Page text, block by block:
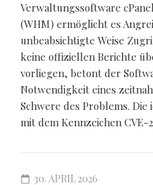
Verwaltungssoftware
(WHM) ermöglicht es
unbeabsichtigte Weise
keine offiziellen Berichte
vorliegen, betont der
Notwendigkeit eines
Schwere des Problems.
mit dem Kennzeichen CVE-
30. APRIL 2026